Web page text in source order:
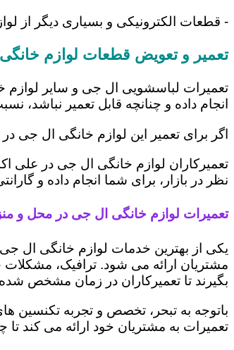
- قطعات الکترونیکی و بسیاری دیگر از
تعمیر و تعویض قطعات لوازم
تعمیرات لباسشویی ال جی و سایر لوازم
انجام داده و چنانچه قابل تعمیر نباشد،
اگر برای تعمیر این لوازم خانگی ال جی
تعمیرکاران لوازم خانگی ال جی در علی
نظر در بازار، برای شما انجام داده و
تعمیرات لوازم خانگی ال جی در محل و
یکی از بهترین خدمات لوازم خانگی ال
مشتریان ارائه می شود. ترافیک،
بگیرند تا تعمیرکاران در زمان مشخص
باتوجه به تبحر، تخصص و تجربه تکنسین
تعمیرات به مشتریان خود ارائه می کند